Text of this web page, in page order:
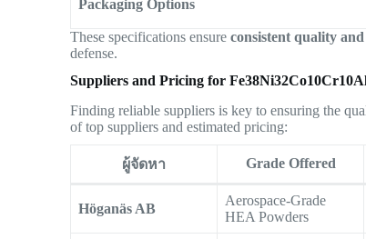
Packaging Options
These specifications ensureconsistent quality
defense.
Suppliers and Pricing for
Finding reliable suppliers is key to ensuring the
of top suppliers and estimated pricing:
ผู้จัดหา Grade Offered
Höganäs AB
Aerospace-Grade
HEA Powders